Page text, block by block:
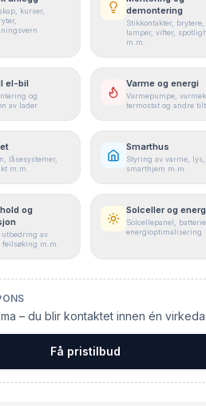
kurser,
demontering
Stikkontakter, brytere,
lamper, vifter,
m.m.
el-bil
og
av lader
Varme og energi
Varmepumpe,
termostat og andre
låsesystemer,
m.m.
Smarthus
Styring av varme, lys,
smarthjem m.m.
og
utbedring av
feilsøking m.m.
Solceller og
Solcellepanel,
energioptimalisering
– du blir kontaktet innen én
Få pristilbud